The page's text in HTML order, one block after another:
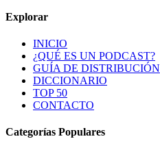
Explorar
INICIO
¿QUÉ ES UN PODCAST?
GUÍA DE DISTRIBUCIÓN
DICCIONARIO
TOP 50
CONTACTO
Categorías Populares